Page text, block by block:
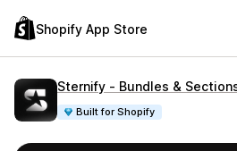
Shopify App Store
Sternify ‑ Bundles &
Built for Shopify